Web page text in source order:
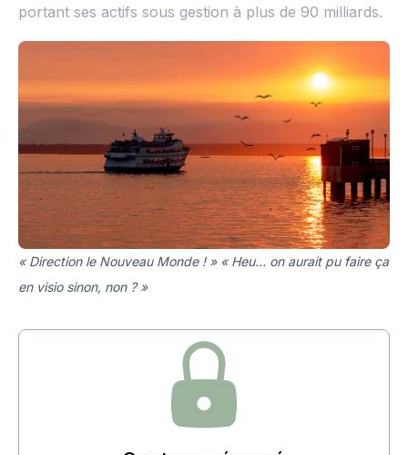
portant ses actifs sous gestion à plus de 90 milliards.
« Direction le Nouveau Monde ! » « Heu… on aurait pu faire ça
en visio sinon, non ? »